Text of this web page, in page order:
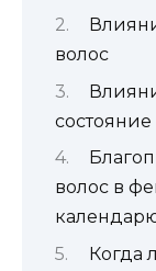
волос
состояние
волос в
Когда